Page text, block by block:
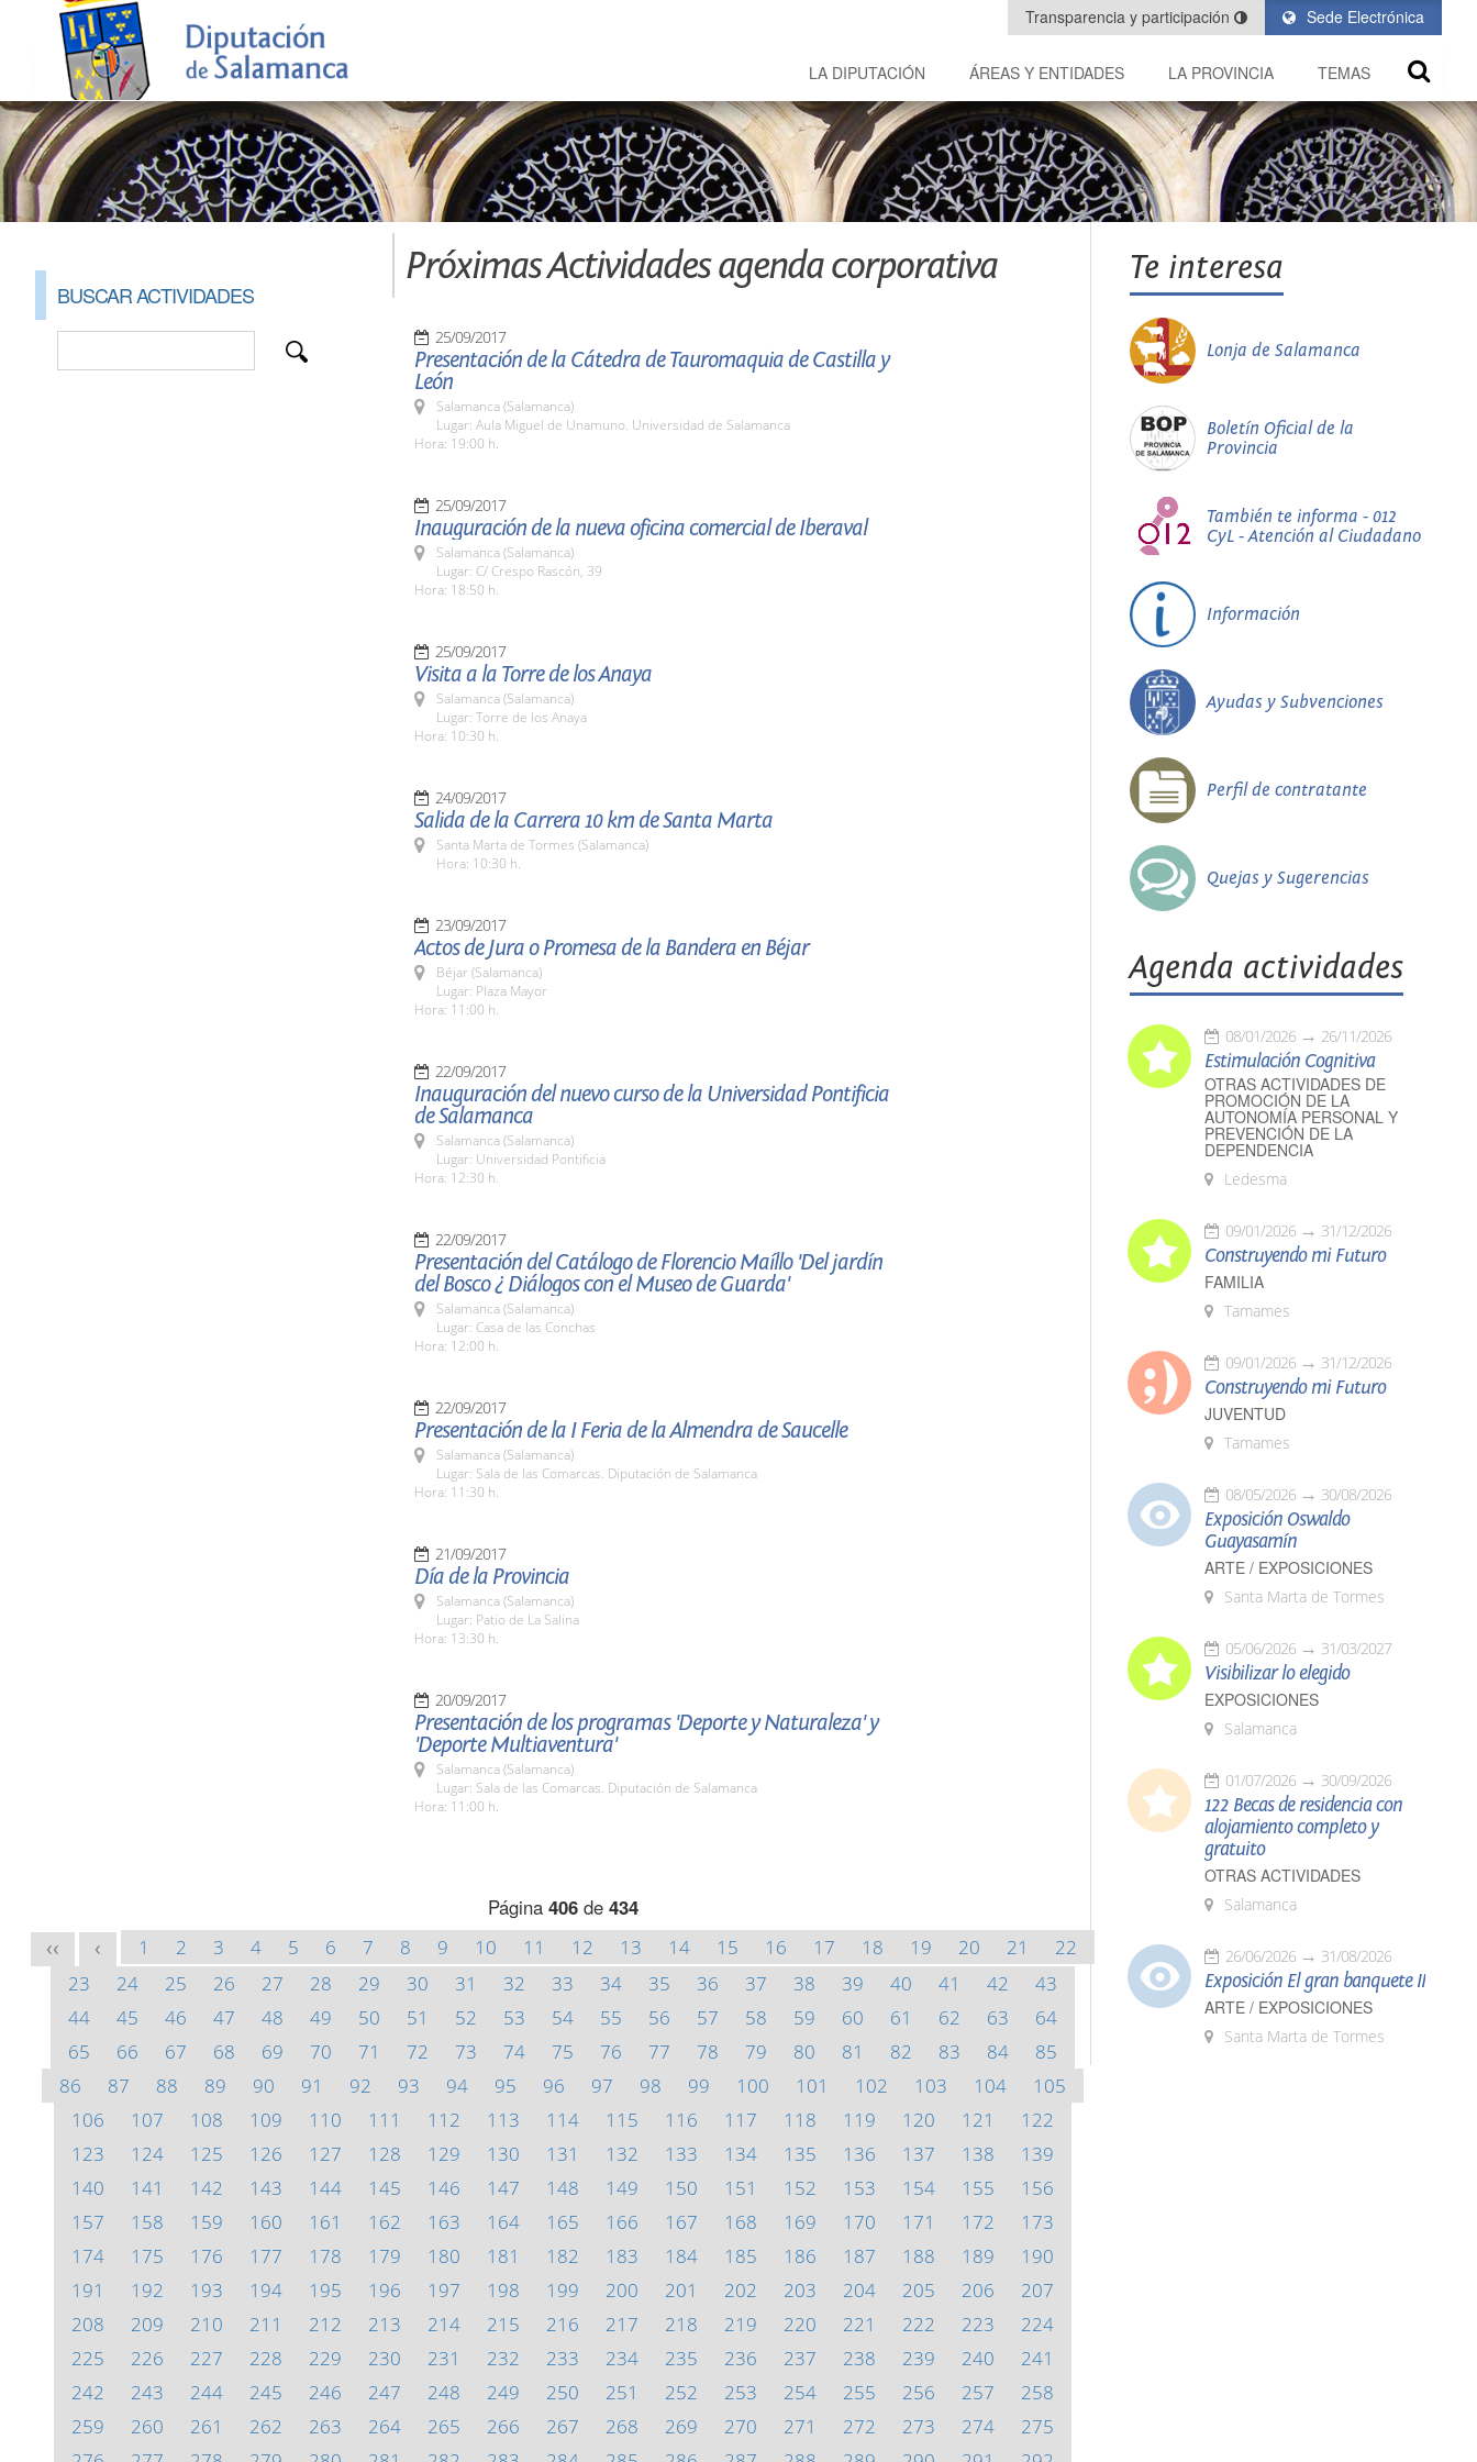
Sede Electrónica
Transparencia y participación
LA DIPUTACIÓN ÁREAS Y ENTIDADES LA PROVINCIA TEMAS
BUSCAR ACTIVIDADES
Próximas Actividades agenda corporativa
25/09/2017
Presentación de la Cátedra de Tauromaquia de Castilla y
León
Salamanca (Salamanca)
Lugar: Aula Miguel de Unamuno. Universidad de Salamanca
Hora: 19:00 h.
25/09/2017
Inauguración de la nueva oficina comercial de Iberaval
Salamanca (Salamanca)
Lugar: C/ Crespo Rascón, 39
Hora: 18:50 h.
25/09/2017
Visita a la Torre de los Anaya
Salamanca (Salamanca)
Lugar: Torre de los Anaya
Hora: 10:30 h.
24/09/2017
Salida de la Carrera 10 km de Santa Marta
Santa Marta de Tormes (Salamanca)
Hora: 10:30 h.
23/09/2017
Actos de Jura o Promesa de la Bandera en Béjar
Béjar (Salamanca)
Lugar: Plaza Mayor
Hora: 11:00 h.
22/09/2017
Inauguración del nuevo curso de la Universidad Pontificia
de Salamanca
Salamanca (Salamanca)
Lugar: Universidad Pontificia
Hora: 12:30 h.
22/09/2017
Presentación del Catálogo de Florencio Maíllo 'Del jardín
del Bosco ¿ Diálogos con el Museo de Guarda'
Salamanca (Salamanca)
Lugar: Casa de las Conchas
Hora: 12:00 h.
22/09/2017
Presentación de la I Feria de la Almendra de Saucelle
Salamanca (Salamanca)
Lugar: Sala de las Comarcas. Diputación de Salamanca
Hora: 11:30 h.
21/09/2017
Día de la Provincia
Salamanca (Salamanca)
Lugar: Patio de La Salina
Hora: 13:30 h.
20/09/2017
Presentación de los programas 'Deporte y Naturaleza' y
'Deporte Multiaventura'
Salamanca (Salamanca)
Lugar: Sala de las Comarcas. Diputación de Salamanca
Hora: 11:00 h.
Página 406de 434
<< < 1 2 3 4 5 6 7 8 9 10 11 12 13 14 15 16 17 18 19 20 21
22
23
24 25 26 27 28 29 30 31 32 33 34 35 36 37 38 39 40 41 42
43
44
45 46 47 48 49 50 51 52 53 54 55 56 57 58 59 60 61 62 63
64
65
66 67 68 69 70 71 72 73 74 75 76 77 78 79 80 81 82 83 84
85
86
87 88 89 90 91 92 93 94 95 96 97 98 99 100 101 102 103 104
105
106
107 108 109 110 111 112 113 114 115 116 117 118 119 120 121
122
123
124 125 126 127 128 129 130 131 132 133 134 135 136 137 138
139
140
141 142 143 144 145 146 147 148 149 150 151 152 153 154 155
156
157
158 159 160 161 162 163 164 165 166 167 168 169 170 171 172
173
174
175 176 177 178 179 180 181 182 183 184 185 186 187 188 189
190
191
192 193 194 195 196 197 198 199 200 201 202 203 204 205 206
207
208
209 210 211 212 213 214 215 216 217 218 219 220 221 222 223
224
225
226 227 228 229 230 231 232 233 234 235 236 237 238 239 240
241
242
243 244 245 246 247 248 249 250 251 252 253 254 255 256 257
258
259
260 261 262 263 264 265 266 267 268 269 270 271 272 273 274
275
Te interesa
Lonja de Salamanca
Boletín Oficial de la
Provincia
También te informa - 012
CyL - Atención al Ciudadano
Información
Ayudas y Subvenciones
Perfil de contratante
Quejas y Sugerencias
Agenda actividades
08/01/2026 26/11/2026
Estimulación Cognitiva
OTRAS ACTIVIDADES DE
PROMOCIÓN DE LA
AUTONOMÍA PERSONAL Y
PREVENCIÓN DE LA
DEPENDENCIA
Ledesma
09/01/2026 31/12/2026
Construyendo mi Futuro
FAMILIA
Tamames
09/01/2026 31/12/2026
Construyendo mi Futuro
JUVENTUD
Tamames
08/05/2026 30/08/2026
Exposición Oswaldo
Guayasamín
ARTE / EXPOSICIONES
Santa Marta de Tormes
05/06/2026 31/03/2027
Visibilizar lo elegido
EXPOSICIONES
Salamanca
01/07/2026 30/09/2026
122 Becas de residencia con
alojamiento completo y
gratuito
OTRAS ACTIVIDADES
Salamanca
26/06/2026 31/08/2026
Exposición El gran banquete II
ARTE / EXPOSICIONES
Santa Marta de Tormes